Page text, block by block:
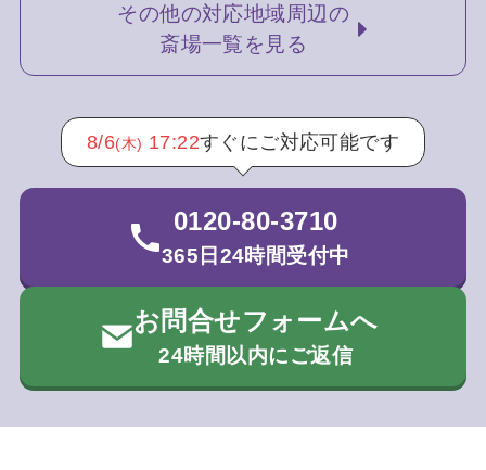
その他の対応地域周辺の
斎場一覧を見る
8/6(木) 17:22すぐにご対応可能です
0120-80-3710
365日24時間受付中
お問合せフォームへ
24時間以内にご返信